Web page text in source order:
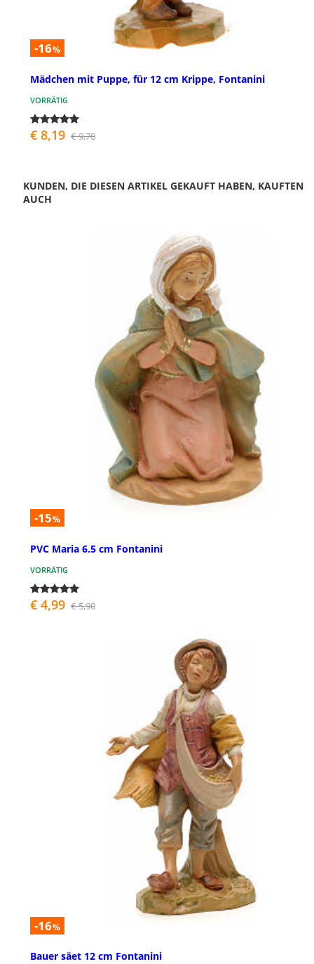
-16%
Mädchen mit Puppe, für 12 cm Krippe, Fontanini
VORRÄTIG
€ 8,19 € 9,70
KUNDEN, DIE DIESEN ARTIKEL GEKAUFT HABEN, KAUFTEN
AUCH
-15%
PVC Maria 6.5 cm Fontanini
VORRÄTIG
€ 4,99 € 5,90
-16%
Bauer säet 12 cm Fontanini